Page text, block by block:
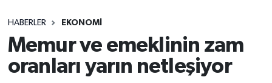
HABERLER EKONOMİ
Memur ve emeklinin zam
oranları yarın netleşiyor
SPOR
YAŞAM
Son Dakika Haberleri
Haber Arşivi